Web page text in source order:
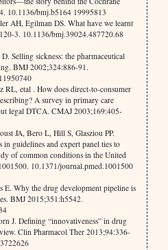
10.1136/bmj.b5164 19995813
AH, Egilman DS. What have we learnt
3. 10.1136/bmj.39024.487720.68
Selling sickness: the pharmaceutical
BMJ 2002;324:886-91.
etal . How does direct-to-consumer
A survey in primary care
legal DTCA. CMAJ 2003;169:405-
JA, Bero L, Hill S, Glasziou PP.
in guidelines and expert panel ties to
of common conditions in the United
10.1371/journal.pmed.1001500
E. Why the drug development pipeline is
BMJ 2015;351:h5542.
J. Defining “innovativeness” in drug
Clin Pharmacol Ther 2013;94:336-